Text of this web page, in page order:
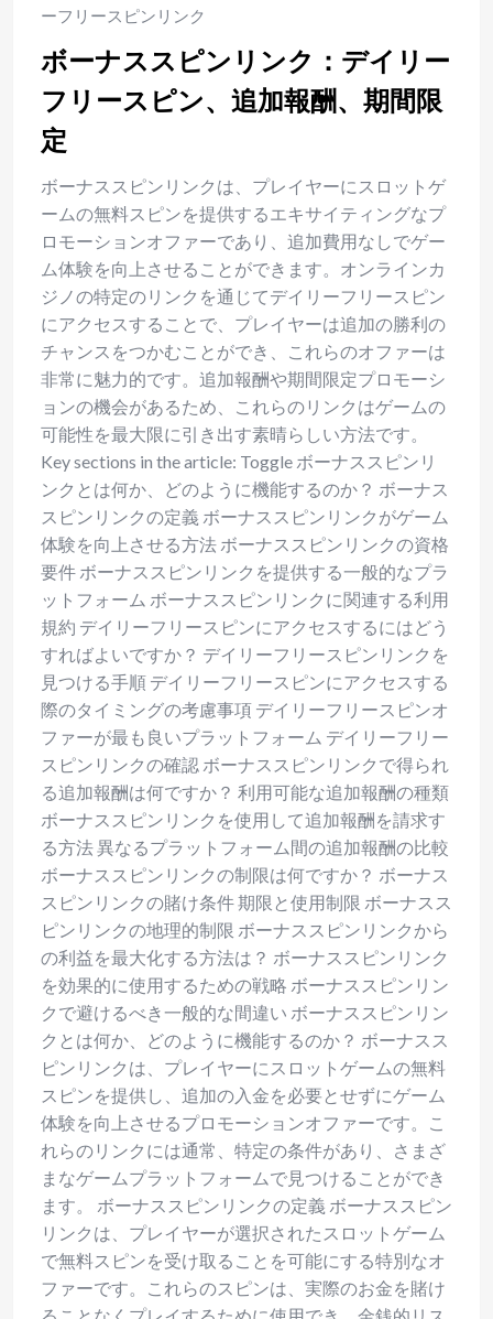
ーフリースピンリンク
ボーナススピンリンク：デイリー
フリースピン、追加報酬、期間限
定
ボーナススピンリンクは、プレイヤーにスロットゲ
ームの無料スピンを提供するエキサイティングなプ
ロモーションオファーであり、追加費用なしでゲー
ム体験を向上させることができます。オンラインカ
ジノの特定のリンクを通じてデイリーフリースピン
にアクセスすることで、プレイヤーは追加の勝利の
チャンスをつかむことができ、これらのオファーは
非常に魅力的です。追加報酬や期間限定プロモーシ
ョンの機会があるため、これらのリンクはゲームの
可能性を最大限に引き出す素晴らしい方法です。
Key sections in the article: Toggle ボーナススピンリ
ンクとは何か、どのように機能するのか？ ボーナス
スピンリンクの定義 ボーナススピンリンクがゲーム
体験を向上させる方法 ボーナススピンリンクの資格
要件 ボーナススピンリンクを提供する一般的なプラ
ットフォーム ボーナススピンリンクに関連する利用
規約 デイリーフリースピンにアクセスするにはどう
すればよいですか？ デイリーフリースピンリンクを
見つける手順 デイリーフリースピンにアクセスする
際のタイミングの考慮事項 デイリーフリースピンオ
ファーが最も良いプラットフォーム デイリーフリー
スピンリンクの確認 ボーナススピンリンクで得られ
る追加報酬は何ですか？ 利用可能な追加報酬の種類
ボーナススピンリンクを使用して追加報酬を請求す
る方法 異なるプラットフォーム間の追加報酬の比較
ボーナススピンリンクの制限は何ですか？ ボーナス
スピンリンクの賭け条件 期限と使用制限 ボーナスス
ピンリンクの地理的制限 ボーナススピンリンクから
の利益を最大化する方法は？ ボーナススピンリンク
を効果的に使用するための戦略 ボーナススピンリン
クで避けるべき一般的な間違い ボーナススピンリン
クとは何か、どのように機能するのか？ ボーナスス
ピンリンクは、プレイヤーにスロットゲームの無料
スピンを提供し、追加の入金を必要とせずにゲーム
体験を向上させるプロモーションオファーです。こ
れらのリンクには通常、特定の条件があり、さまざ
まなゲームプラットフォームで見つけることができ
ます。 ボーナススピンリンクの定義 ボーナススピン
リンクは、プレイヤーが選択されたスロットゲーム
で無料スピンを受け取ることを可能にする特別なオ
ファーです。これらのスピンは、実際のお金を賭け